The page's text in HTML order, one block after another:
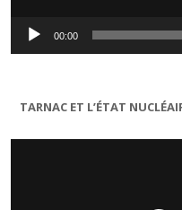
00:00
TARNAC ET L’ÉTAT
Lecteur